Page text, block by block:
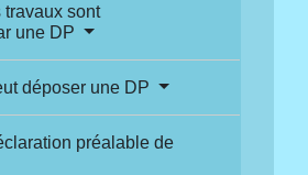
travaux sont
une DP
déposer une DP
préalable de